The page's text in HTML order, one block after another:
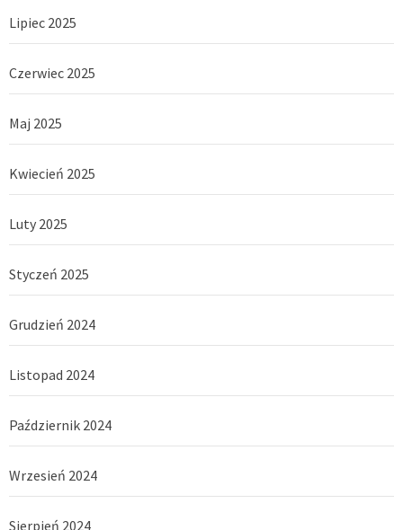
Lipiec 2025
Czerwiec 2025
Maj 2025
Kwiecień 2025
Luty 2025
Styczeń 2025
Grudzień 2024
Listopad 2024
Październik 2024
Wrzesień 2024
Sierpień 2024